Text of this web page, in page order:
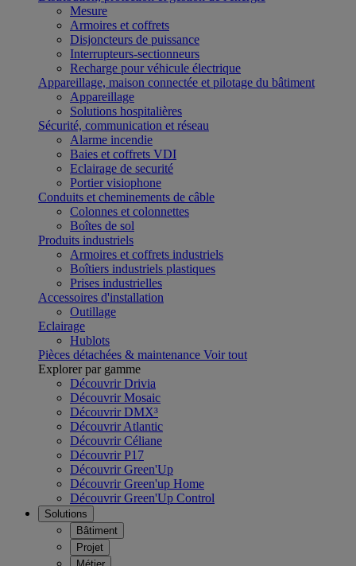
Mesure
Armoires et coffrets
Disjoncteurs de puissance
Interrupteurs-sectionneurs
Recharge pour véhicule électrique
Appareillage, maison connectée et pilotage du bâtiment
Appareillage
Solutions hospitalières
Sécurité, communication et réseau
Alarme incendie
Baies et coffrets VDI
Eclairage de securité
Portier visiophone
Conduits et cheminements de câble
Colonnes et colonnettes
Boîtes de sol
Produits industriels
Armoires et coffrets industriels
Boîtiers industriels plastiques
Prises industrielles
Accessoires d'installation
Outillage
Eclairage
Hublots
Pièces détachées & maintenance Voir tout
Explorer par gamme
Découvrir Drivia
Découvrir Mosaic
Découvrir DMX³
Découvrir Atlantic
Découvrir Céliane
Découvrir P17
Découvrir Green'Up
Découvrir Green'up Home
Découvrir Green'Up Control
Solutions
Bâtiment
Projet